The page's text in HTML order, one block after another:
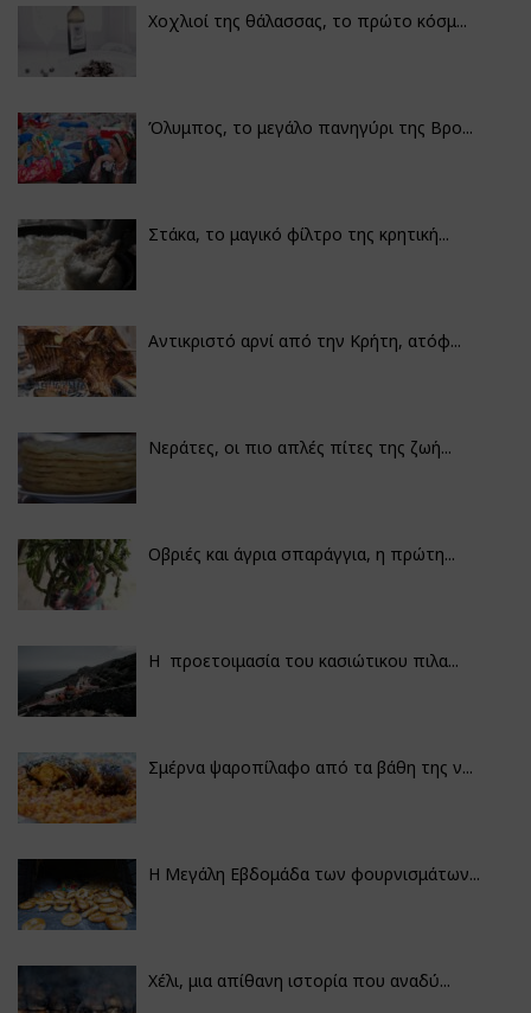
Χοχλιοί της θάλασσας, το πρώτο κόσμ...
Όλυμπος, το μεγάλο πανηγύρι της Βρο...
Στάκα, το μαγικό φίλτρο της κρητική...
Αντικριστό αρνί από την Κρήτη, ατόφ...
Νεράτες, οι πιο απλές πίτες της ζωή...
Οβριές και άγρια σπαράγγια, η πρώτη...
Η προετοιμασία του κασιώτικου πιλα...
Σμέρνα ψαροπίλαφο από τα βάθη της ν...
Η Μεγάλη Εβδομάδα των φουρνισμάτων...
Χέλι, μια απίθανη ιστορία που αναδύ...